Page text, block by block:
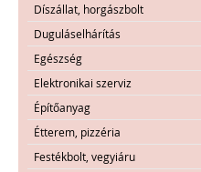
Díszállat, horgászbolt
Duguláselhárítás
Egészség
Elektronikai szerviz
Építőanyag
Étterem, pizzéria
Festékbolt, vegyiáru